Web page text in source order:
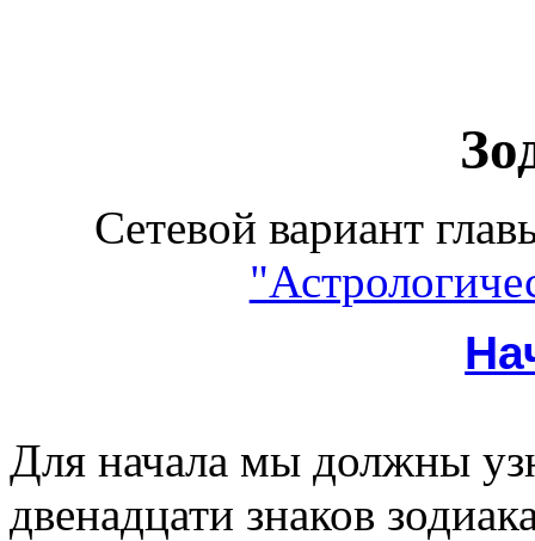
Сетевой вариант
Для начала мы должны
двенадцати знаков